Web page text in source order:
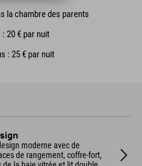
la chambre des parents
20 € par nuit
: 25 € par nuit
moderne avec de
de rangement, coffre-fort,